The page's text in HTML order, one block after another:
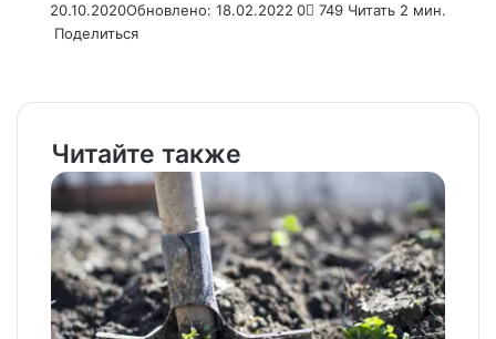
20.10.2020Обновлено: 18.02.2022 0 749 Читать 2 мин.
Поделиться
Читайте также